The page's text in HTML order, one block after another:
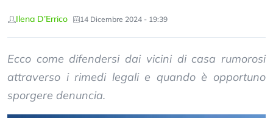
Ilena D’Errico 14 Dicembre 2024 - 19:39
Ecco come difendersi dai vicini di casa rumorosi
attraverso i rimedi legali e quando è opportuno
sporgere denuncia.